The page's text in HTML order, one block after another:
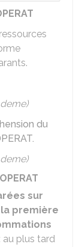
du
sur
la première
au plus tard